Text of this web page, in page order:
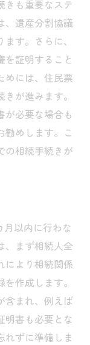
きも重要なステ
、遺産分割協議
す。さらに、
を証明すること
めには、住民票
が進みます。
が必要な場合も
勧めします。こ
の相続手続きが
月以内に行わな
、まず相続人全
により相続関係
作成します。
含まれ、例えば
明書も必要とな
れずに準備しま